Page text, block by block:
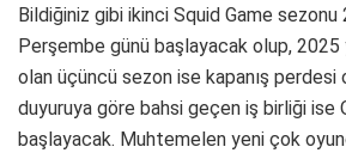
Bildiğiniz gibi ikinci Squid Game sezonu
Perşembe günü başlayacak olup, 2025
olan üçüncü sezon ise kapanış perdesi
duyuruya göre bahsi geçen iş birliği ise
başlayacak. Muhtemelen yeni çok